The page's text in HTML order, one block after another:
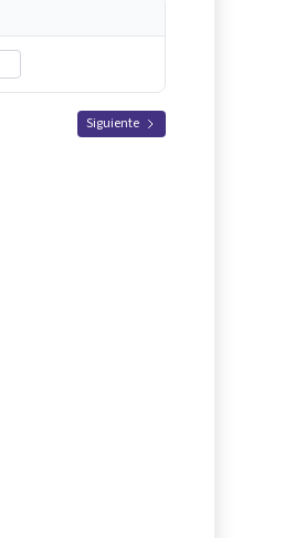
Siguiente